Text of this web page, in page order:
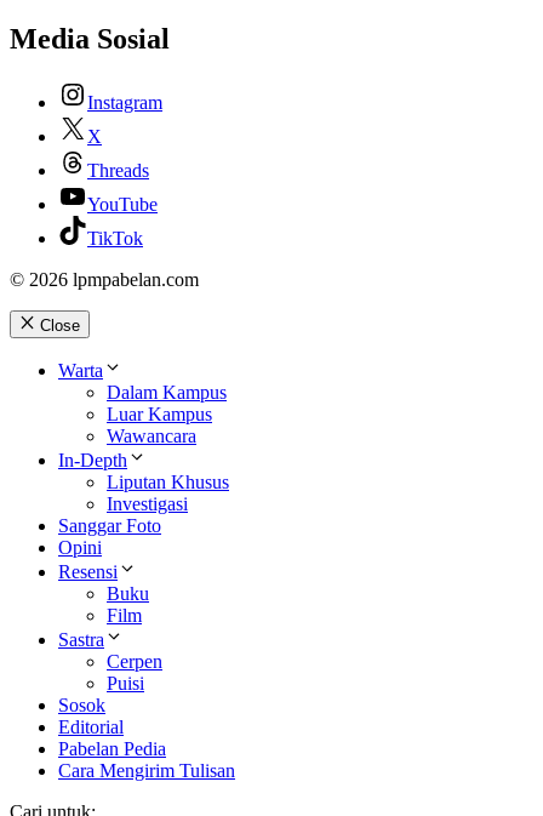
Media Sosial
Instagram
X
Threads
YouTube
TikTok
© 2026 lpmpabelan.com
Close
Warta
Dalam Kampus
Luar Kampus
Wawancara
In-Depth
Liputan Khusus
Investigasi
Sanggar Foto
Opini
Resensi
Buku
Film
Sastra
Cerpen
Puisi
Sosok
Editorial
Pabelan Pedia
Cara Mengirim Tulisan
Cari untuk: